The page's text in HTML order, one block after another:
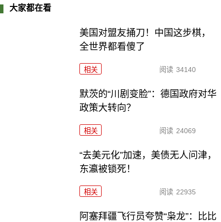
大家都在看
美国对盟友捅刀！中国这步棋，
全世界都看傻了
相关 阅读 34140
默茨的“川剧变脸”：德国政府对华
政策大转向？
相关 阅读 24069
“去美元化”加速，美债无人问津，
东瀛被锁死！
相关 阅读 22935
阿塞拜疆飞行员夸赞“枭龙”：比比